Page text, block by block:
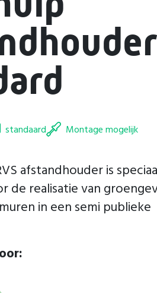
standaard Montage mogelijk
afstandhouder is
de realisatie van
in een semi publieke